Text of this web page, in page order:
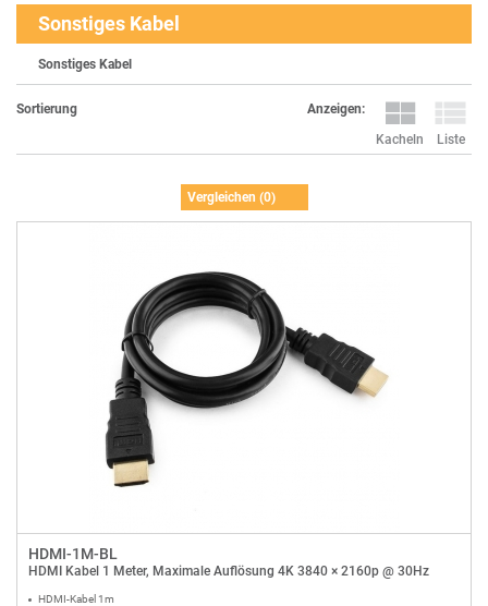
Sonstiges Kabel
Sonstiges Kabel
Sortierung
Anzeigen:
Kacheln
Liste
Vergleichen (0)
HDMI-1M-BL
HDMI Kabel 1 Meter, Maximale Auflösung 4K 3840 × 2160p @ 30Hz
HDMI-Kabel 1m